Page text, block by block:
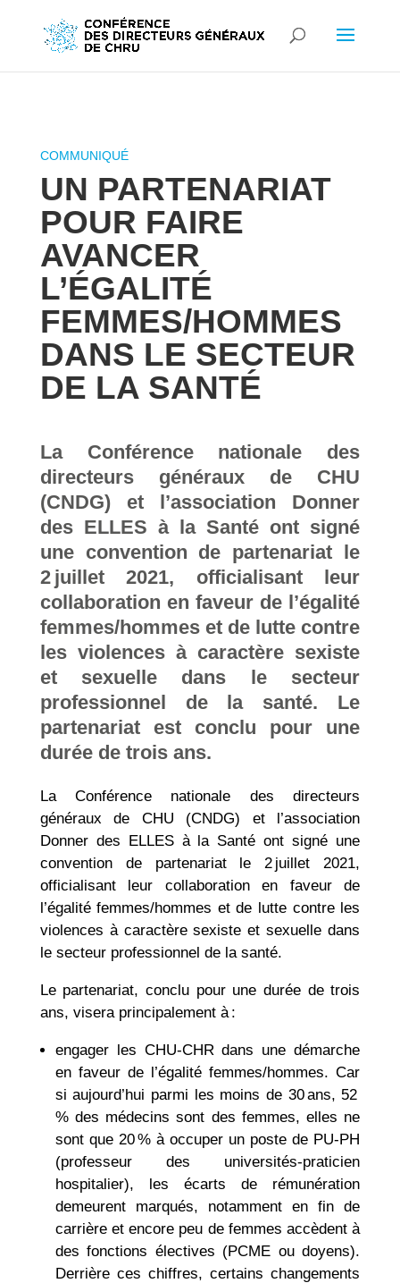
UN PARTENARIAT
POUR FAIRE
AVANCER
L’ÉGALITÉ
FEMMES/HOMMES
DANS LE SECTEUR
DE LA SANTÉ
La Conférence nationale des
directeurs généraux de CHU
(CNDG) et l’association Donner
des ELLES à la Santé ont signé
une convention de partenariat le
2 juillet 2021, officialisant leur
collaboration en faveur de l’égalité
femmes/hommes et de lutte contre
les violences à caractère sexiste
et sexuelle dans le secteur
professionnel de la santé. Le
partenariat est conclu pour une
durée de trois ans.
La Conférence nationale des directeurs
généraux de CHU (CNDG) et l’association
Donner des ELLES à la Santé ont signé une
convention de partenariat le 2 juillet 2021,
officialisant leur collaboration en faveur de
l’égalité femmes/hommes et de lutte contre les
violences à caractère sexiste et sexuelle dans
le secteur professionnel de la santé.
Le partenariat, conclu pour une durée de trois
ans, visera principalement à :
engager les CHU-CHR dans une démarche
en faveur de l’égalité femmes/hommes. Car
si aujourd’hui parmi les moins de 30 ans, 52
% des médecins sont des femmes, elles ne
sont que 20 % à occuper un poste de PU-PH
(professeur des universités-praticien
hospitalier), les écarts de rémunération
demeurent marqués, notamment en fin de
carrière et encore peu de femmes accèdent à
des fonctions électives (PCME ou doyens).
Derrière ces chiffres, certains changements